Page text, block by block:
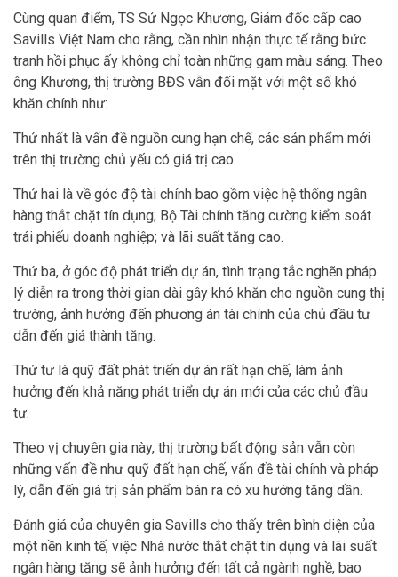
Cùng quan điểm, TS Sử Ngọc Khương, Giám đốc cấp cao
Savills Việt Nam cho rằng, cần nhìn nhận thực tế rằng bức
tranh hồi phục ấy không chỉ toàn những gam màu sáng. Theo
ông Khương, thị trường BĐS vẫn đối mặt với một số khó
khăn chính như:
Thứ nhất là vấn đề nguồn cung hạn chế, các sản phẩm mới
trên thị trường chủ yếu có giá trị cao.
Thứ hai là về góc độ tài chính bao gồm việc hệ thống ngân
hàng thắt chặt tín dụng; Bộ Tài chính tăng cường kiểm soát
trái phiếu doanh nghiệp; và lãi suất tăng cao.
Thứ ba, ở góc độ phát triển dự án, tình trạng tắc nghẽn pháp
lý diễn ra trong thời gian dài gây khó khăn cho nguồn cung thị
trường, ảnh hưởng đến phương án tài chính của chủ đầu tư
dẫn đến giá thành tăng.
Thứ tư là quỹ đất phát triển dự án rất hạn chế, làm ảnh
hưởng đến khả năng phát triển dự án mới của các chủ đầu
tư.
Theo vị chuyên gia này, thị trường bất động sản vẫn còn
những vấn đề như quỹ đất hạn chế, vấn đề tài chính và pháp
lý, dẫn đến giá trị sản phẩm bán ra có xu hướng tăng dần.
Đánh giá của chuyên gia Savills cho thấy trên bình diện của
một nền kinh tế, việc Nhà nước thắt chặt tín dụng và lãi suất
ngân hàng tăng sẽ ảnh hưởng đến tất cả ngành nghề, bao